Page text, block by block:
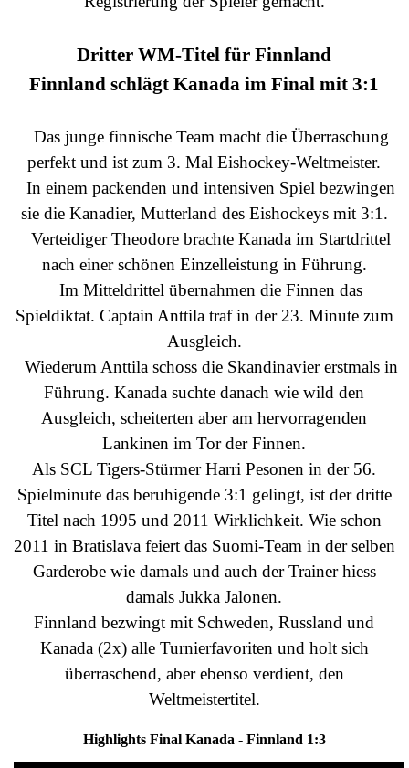
Dritter WM-Titel für Finnland
Finnland schlägt Kanada im Final mit 3:1
Das junge finnische Team macht die Überraschung
perfekt und ist zum 3. Mal Eishockey-Weltmeister.
In einem packenden und intensiven Spiel bezwingen
sie die Kanadier, Mutterland des Eishockeys mit 3:1.
Verteidiger Theodore brachte Kanada im Startdrittel
nach einer schönen Einzelleistung in Führung.
Im Mitteldrittel übernahmen die Finnen das
Spieldiktat. Captain Anttila traf in der 23. Minute zum
Ausgleich.
Wiederum Anttila schoss die Skandinavier erstmals in
Führung. Kanada suchte danach wie wild den
Ausgleich, scheiterten aber am hervorragenden
Lankinen im Tor der Finnen.
Als SCL Tigers-Stürmer Harri Pesonen in der 56.
Spielminute das beruhigende 3:1 gelingt, ist der dritte
Titel nach 1995 und 2011 Wirklichkeit. Wie schon
2011 in Bratislava feiert das Suomi-Team in der selben
Garderobe wie damals und auch der Trainer hiess
damals Jukka Jalonen.
Finnland bezwingt mit Schweden, Russland und
Kanada (2x) alle Turnierfavoriten und holt sich
überraschend, aber ebenso verdient, den
Weltmeistertitel.
Highlights Final Kanada - Finnland 1:3